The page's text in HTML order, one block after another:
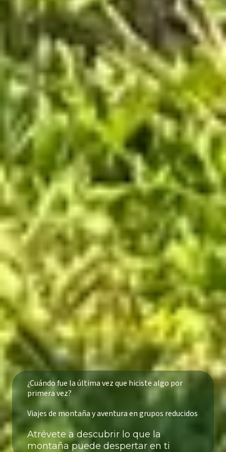
¿Cuándo fue la última vez que hiciste algo por
primera vez?
Viajes de montaña y aventura en grupos reducidos
Atrévete a descubrir lo que la
montaña puede despertar en ti